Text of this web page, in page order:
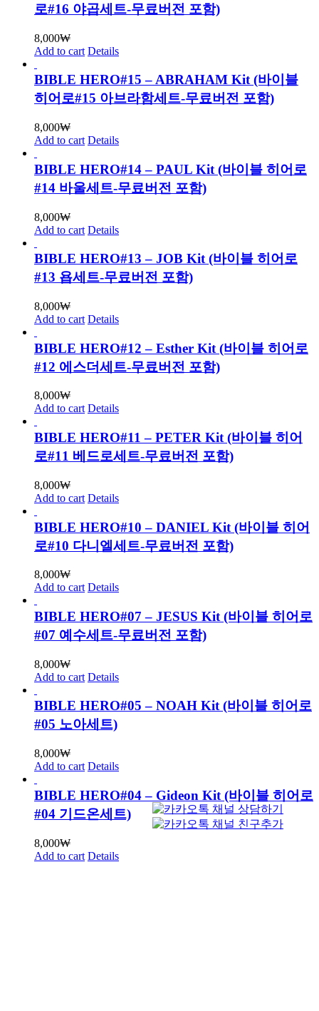
로#16 야곱세트-무료버전 포함)
8,000₩
Add to cart Details
BIBLE HERO#15 – ABRAHAM Kit (바이블
히어로#15 아브라함세트-무료버전 포함)
8,000₩
Add to cart Details
BIBLE HERO#14 – PAUL Kit (바이블 히어로
#14 바울세트-무료버전 포함)
8,000₩
Add to cart Details
BIBLE HERO#13 – JOB Kit (바이블 히어로
#13 욥세트-무료버전 포함)
8,000₩
Add to cart Details
BIBLE HERO#12 – Esther Kit (바이블 히어로
#12 에스더세트-무료버전 포함)
8,000₩
Add to cart Details
BIBLE HERO#11 – PETER Kit (바이블 히어
로#11 베드로세트-무료버전 포함)
8,000₩
Add to cart Details
BIBLE HERO#10 – DANIEL Kit (바이블 히어
로#10 다니엘세트-무료버전 포함)
8,000₩
Add to cart Details
BIBLE HERO#07 – JESUS Kit (바이블 히어로
#07 예수세트-무료버전 포함)
8,000₩
Add to cart Details
BIBLE HERO#05 – NOAH Kit (바이블 히어로
#05 노아세트)
8,000₩
Add to cart Details
BIBLE HERO#04 – Gideon Kit (바이블 히어로
#04 기드온세트)
8,000₩
Add to cart Details